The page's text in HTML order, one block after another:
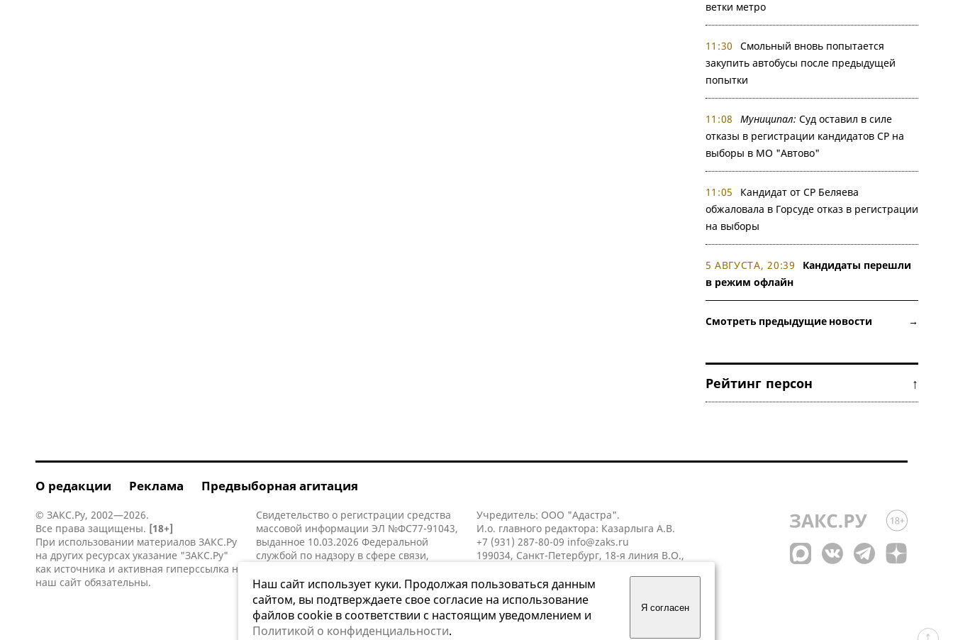
ветки метро
11:30
Смольный вновь попытается
закупить автобусы после предыдущей
попытки
11:08 Муниципал: Суд оставил в силе
отказы в регистрации кандидатов СР на
выборы в МО "Автово"
11:05
Кандидат от СР Беляева
обжаловала в Горсуде отказ в регистрации
на выборы
5 АВГУСТА, 20:39
Кандидаты перешли
в режим офлайн
Смотреть предыдущие новости →
Рейтинг персон ↑
О редакции Реклама Предвыборная агитация
© ЗАКС.Ру, 2002—2026.
Все права защищены. [18+]
При использовании материалов ЗАКС.Ру
на других ресурсах указание "ЗАКС.Ру"
как источника и активная гиперссылка на
наш сайт обязательны.
Свидетельство о регистрации средства
массовой информации ЭЛ №ФС77-91043,
выданное 10.03.2026 Федеральной
службой по надзору в сфере связи,
коммуникаций (Роскомнадзор).
Учредитель: ООО "Адастра".
И.о. главного редактора: Казарлыга А.В.
+7 (931) 287-80-09 info@zaks.ru
199034, Санкт-Петербург, 18-я линия В.О.,
Наш сайт использует куки. Продолжая пользоваться данным
сайтом, вы подтверждаете свое согласие на использование
файлов cookie в соответствии с настоящим уведомлением и
Политикой о конфиденциальности.
Я согласен